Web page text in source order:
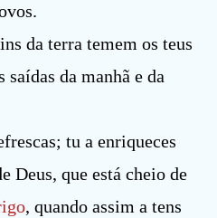
da terra temem os teus
da manhã e da
tu a enriqueces
Deus, que está cheio de
, quando assim a tens